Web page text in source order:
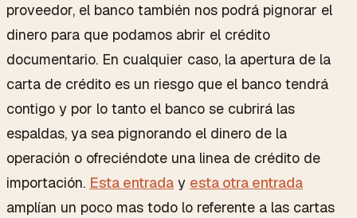
proveedor, el banco también nos podrá pignorar el
dinero para que podamos abrir el crédito
documentario. En cualquier caso, la apertura de la
carta de crédito es un riesgo que el banco tendrá
contigo y por lo tanto el banco se cubrirá las
espaldas, ya sea pignorando el dinero de la
operación o ofreciéndote una linea de crédito de
importación. Esta entrada y esta otra entrada
amplían un poco mas todo lo referente a las cartas